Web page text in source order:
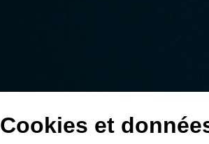
Cookies et